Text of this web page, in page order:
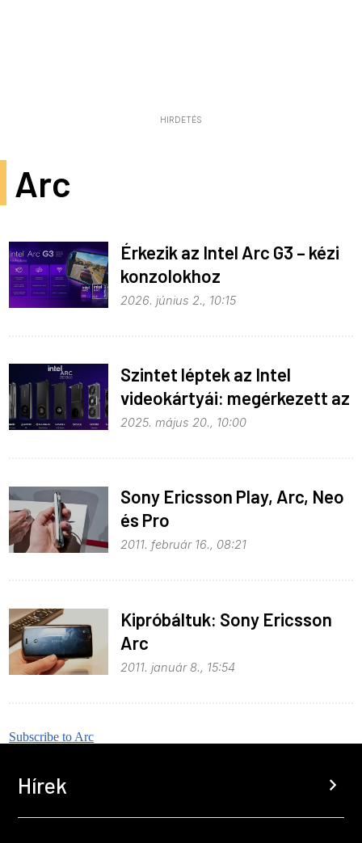
HIRDETÉS
Arc
Érkezik az Intel Arc G3 – kézi
konzolokhoz
2026. június 2., 10:15
Szintet léptek az Intel
videokártyái: megérkezett az
Arc Pro B sorozat
2025. május 20., 10:00
Sony Ericsson Play, Arc, Neo
és Pro
2011. február 16., 08:21
Kipróbáltuk: Sony Ericsson
Arc
2011. január 8., 15:54
Subscribe to Arc
Hírek chevron_right